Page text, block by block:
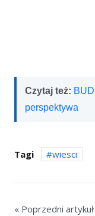
Czytaj też:
perspektywa
Tagi wiesci
« Poprzedni artykuł